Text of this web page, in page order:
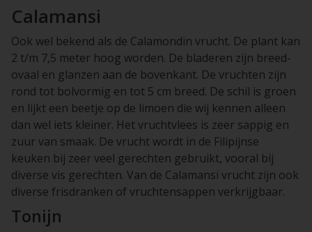
Calamansi
Ook wel bekend als de Calamondin vrucht. De plant kan
2 t/m 7,5 meter hoog worden. De bladeren zijn breed-
ovaal en glanzen aan de bovenkant. De vruchten zijn
rond tot bolvormig en tot 5 cm breed. De schil is groen
en lijkt een beetje op de limoen die wij kennen alleen
dan wel iets kleiner. Het vruchtvlees is zeer sappig en
zuur van smaak. De vrucht wordt in de Filipijnse
keuken bij zeer veel gerechten gebruikt, vooral bij
diverse vis gerechten. Van de Calamansi vrucht zijn ook
diverse frisdranken of vruchtensappen verkrijgbaar.
Tonijn